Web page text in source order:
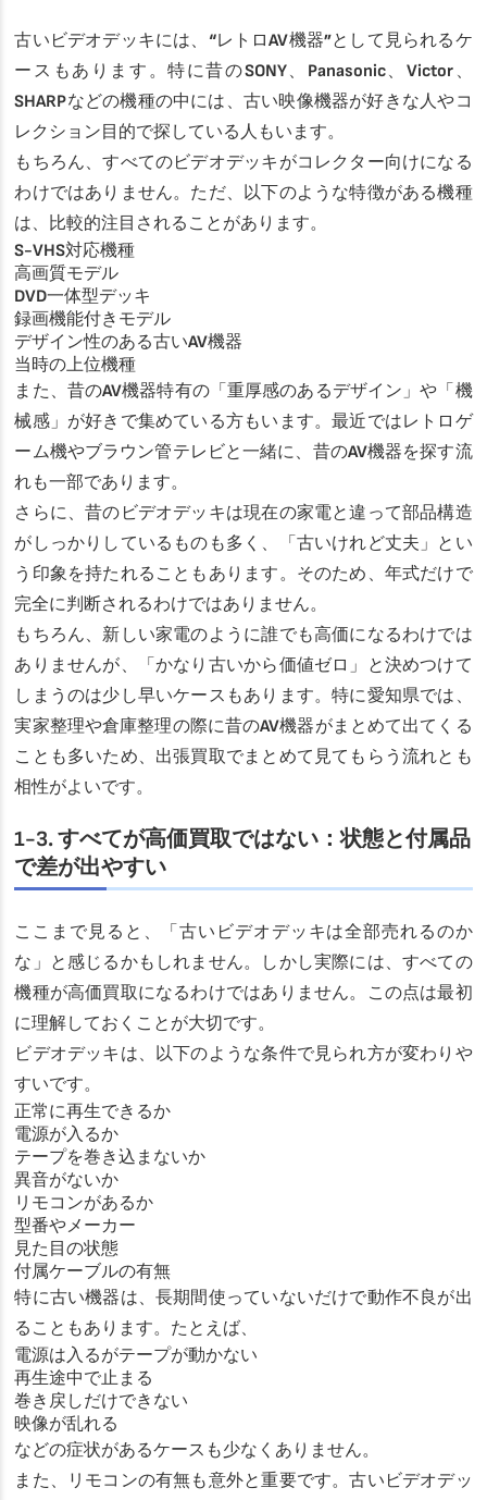
古いビデオデッキには、“レトロAV機器”として見られるケ
ースもあります。特に昔のSONY、Panasonic、Victor、
SHARPなどの機種の中には、古い映像機器が好きな人やコ
レクション目的で探している人もいます。
もちろん、すべてのビデオデッキがコレクター向けになる
わけではありません。ただ、以下のような特徴がある機種
は、比較的注目されることがあります。
S-VHS対応機種
高画質モデル
DVD一体型デッキ
録画機能付きモデル
デザイン性のある古いAV機器
当時の上位機種
また、昔のAV機器特有の「重厚感のあるデザイン」や「機
械感」が好きで集めている方もいます。最近ではレトロゲ
ーム機やブラウン管テレビと一緒に、昔のAV機器を探す流
れも一部であります。
さらに、昔のビデオデッキは現在の家電と違って部品構造
がしっかりしているものも多く、「古いけれど丈夫」とい
う印象を持たれることもあります。そのため、年式だけで
完全に判断されるわけではありません。
もちろん、新しい家電のように誰でも高価になるわけでは
ありませんが、「かなり古いから価値ゼロ」と決めつけて
しまうのは少し早いケースもあります。特に愛知県では、
実家整理や倉庫整理の際に昔のAV機器がまとめて出てくる
ことも多いため、出張買取でまとめて見てもらう流れとも
相性がよいです。
1-3. すべてが高価買取ではない：状態と付属品
で差が出やすい
ここまで見ると、「古いビデオデッキは全部売れるのか
な」と感じるかもしれません。しかし実際には、すべての
機種が高価買取になるわけではありません。この点は最初
に理解しておくことが大切です。
ビデオデッキは、以下のような条件で見られ方が変わりや
すいです。
正常に再生できるか
電源が入るか
テープを巻き込まないか
異音がないか
リモコンがあるか
型番やメーカー
見た目の状態
付属ケーブルの有無
特に古い機器は、長期間使っていないだけで動作不良が出
ることもあります。たとえば、
電源は入るがテープが動かない
再生途中で止まる
巻き戻しだけできない
映像が乱れる
などの症状があるケースも少なくありません。
また、リモコンの有無も意外と重要です。古いビデオデッ